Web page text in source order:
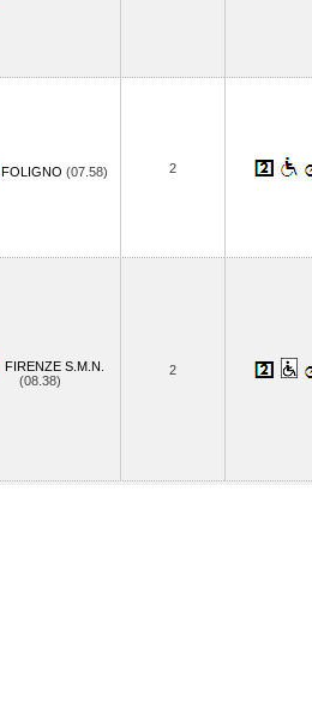
FOLIGNO (07.58) 2
FIRENZE S.M.N.
(08.38)
2